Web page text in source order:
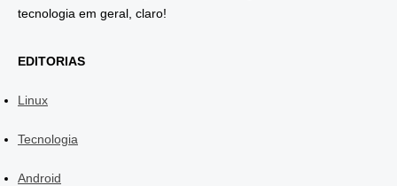
tecnologia em geral, claro!
EDITORIAS
Linux
Tecnologia
Android